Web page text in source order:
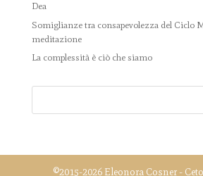
Dea
Somiglianze tra consapevolezza del Ciclo
meditazione
La complessità è ciò che siamo
©2015-2026 Eleonora Cosner -